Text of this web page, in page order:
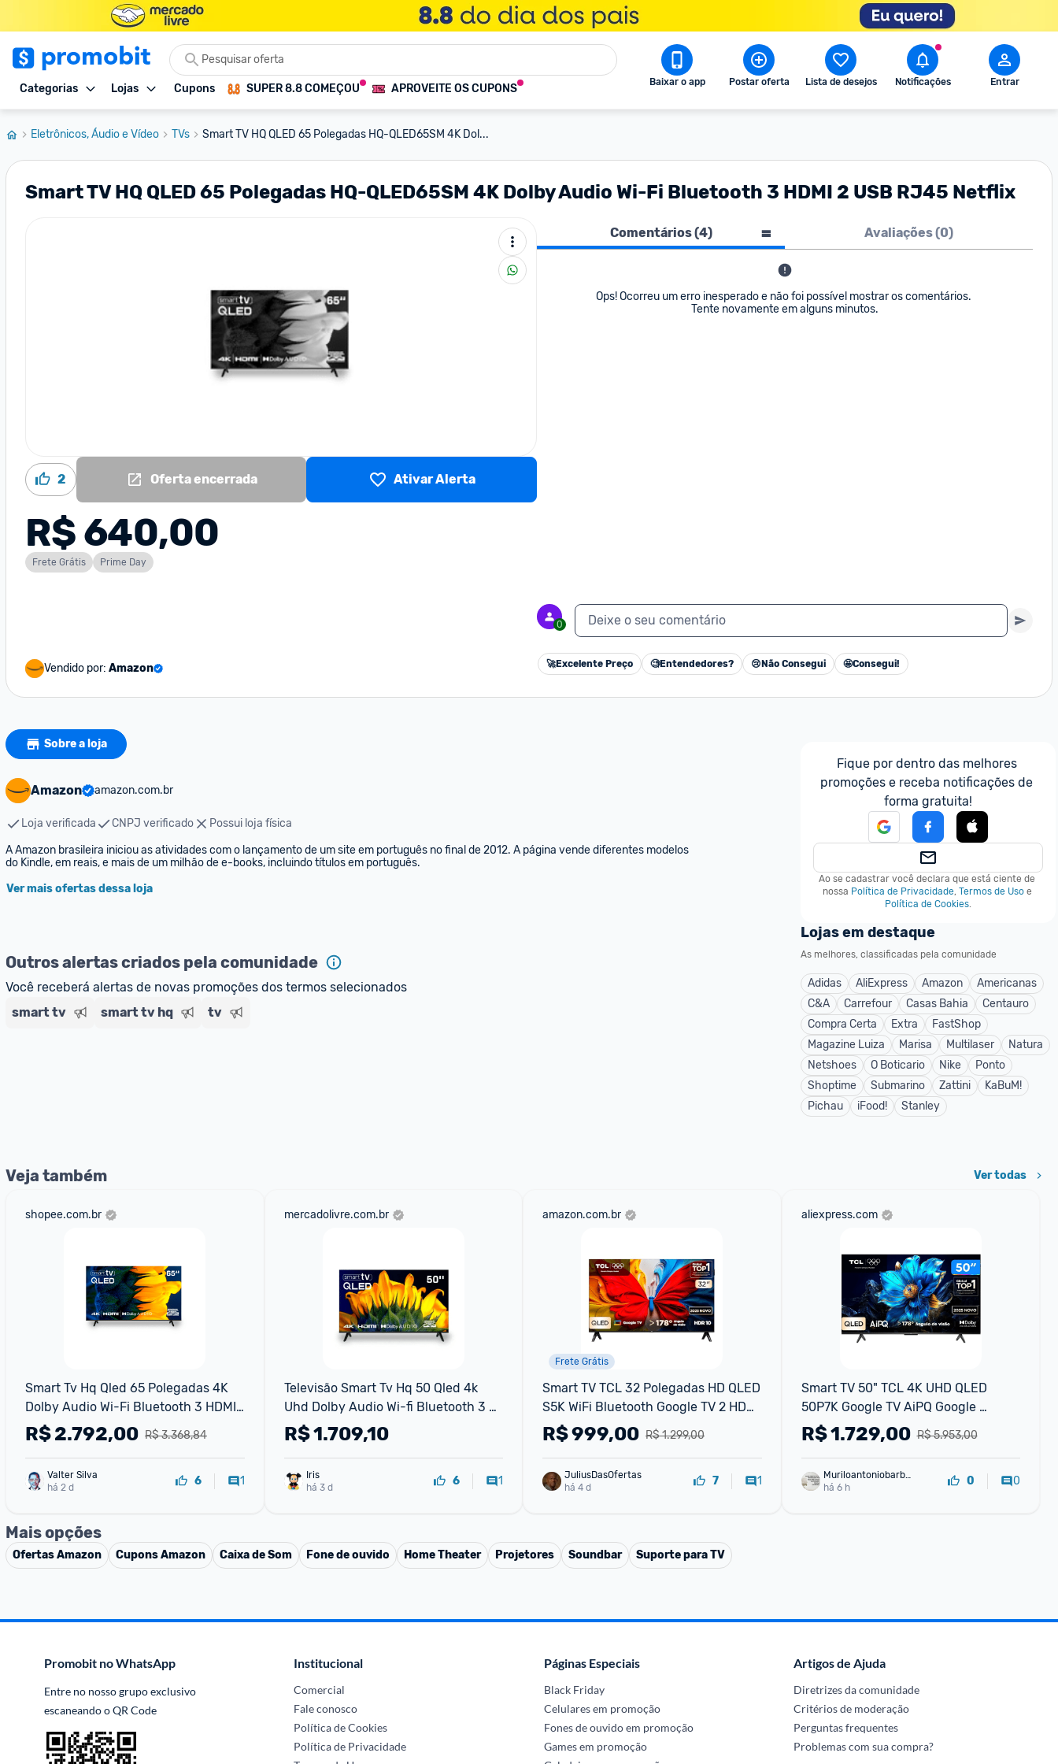
Categorias Lojas Cupons SUPER 8.8 COMEÇOU APROVEITE OS CUPONS Baixar o app Postar oferta Lista de desejos Notificações Entrar
Eletrônicos, Áudio e Vídeo TVs Smart TV HQ QLED 65 Polegadas HQ-QLED65SM 4K Dol...
Smart TV HQ QLED 65 Polegadas HQ-QLED65SM 4K Dolby Audio Wi-Fi Bluetooth 3 HDMI 2 USB RJ45 Netflix
2 Oferta encerrada Ativar Alerta
R$ 640,00
Frete Grátis Prime Day
Vendido por: Amazon
Comentários (4) Avaliações (0)
Ops! Ocorreu um erro inesperado e não foi possível mostrar os comentários.
Tente novamente em alguns minutos.
0 Deixe o seu comentário
🚀Excelente Preço 🧐Entendedores? 😢 Não Consegui 🤩Consegui!
Sobre a loja
Amazon amazon.com.br
Loja verificada CNPJ verificado
Possui loja física
A Amazon brasileira iniciou as atividades com o lançamento de um site em português no final de 2012. A página vende diferentes modelos
do Kindle, em reais, e mais de um milhão de e-books, incluindo títulos em português.
Ver mais ofertas dessa loja
Outros alertas criados pela comunidade
Você receberá alertas de novas promoções dos termos selecionados
smart tv
smart tv hq tv
Fique por dentro das melhores
promoções e receba notificações de
forma gratuita!
Ao se cadastrar você declara que está ciente de
nossa Política de Privacidade, Termos de Uso e
Política de Cookies.
Lojas em destaque
As melhores, classificadas pela comunidade
Adidas AliExpress Amazon
Americanas
C&A
Carrefour Casas Bahia
Centauro
Compra Certa
Extra
FastShop
Magazine Luiza
Marisa Multilaser
Natura
Netshoes
O Boticario Nike
Ponto
Shoptime
Submarino Zattini
KaBuM!
Pichau
iFood! Stanley
Veja também Ver todas
shopee.com.br
Smart Tv Hq Qled 65 Polegadas 4K
Dolby Audio Wi-Fi Bluetooth 3 HDMI
2 USB RJ45 Netflix Hq-QLED65SM
R$ 3.368,84
R$2.792,00
Valter Silva
há 2 d
6 1
mercadolivre.com.br
Televisão Smart Tv Hq 50 Qled 4k
Uhd Dolby Audio Wi-fi Bluetooth 3
Hdmi 2 Usb Netflix Prime Video Bivolt
R$1.709,10
Iris
há 3 d
6 1
amazon.com.br
Frete Grátis
Smart TV TCL 32 Polegadas HD QLED
S5K WiFi Bluetooth Google TV 2 HDMI
HDR10 Dolby Audio 32S5K
R$ 1.299,00
R$999,00
JuliusDasOfertas
há 4 d
7 1
aliexpress.com
Smart TV 50" TCL 4K UHD QLED
50P7K Google TV AiPQ Google
Assistente 3 HDMI
R$ 5.953,00
R$1.729,00
Muriloantoniobarbo
sa
há 6 h 0 0
Mais opções
OfertasAmazon CuponsAmazon Caixa de Som Fone de ouvido Home Theater Projetores Soundbar Suporte para TV
Promobit no WhatsApp
Entre no nosso grupo exclusivo
escaneando o QR Code
Institucional
Comercial
Fale conosco
Política de Cookies
Política de Privacidade
Páginas Especiais
Black Friday
Celulares em promoção
Fones de ouvido em promoção
Games em promoção
Artigos de Ajuda
Diretrizes da comunidade
Critérios de moderação
Perguntas frequentes
Problemas com sua compra?